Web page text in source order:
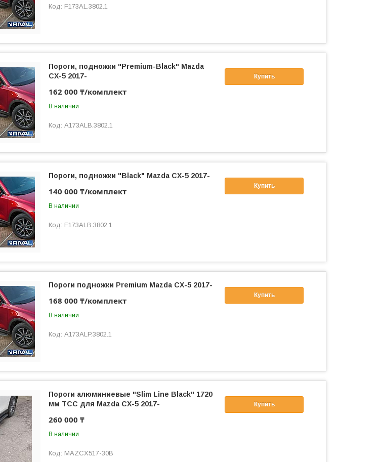
F173AL.3802.1
Купить
Пороги, подножки "Premium-Black" Mazda
CX-5 2017-
162 000 ₸/комплект
В наличии
A173ALB.3802.1
Купить
Пороги, подножки "Black" Mazda CX-5 2017-
140 000 ₸/комплект
В наличии
F173ALB.3802.1
Купить
Пороги подножки Premium Mazda CX-5 2017-
168 000 ₸/комплект
В наличии
A173ALP.3802.1
Купить
Пороги алюминиевые "Slim Line Black" 1720
мм ТСС для Mazda CX-5 2017-
260 000 ₸
В наличии
MAZCX517-30B